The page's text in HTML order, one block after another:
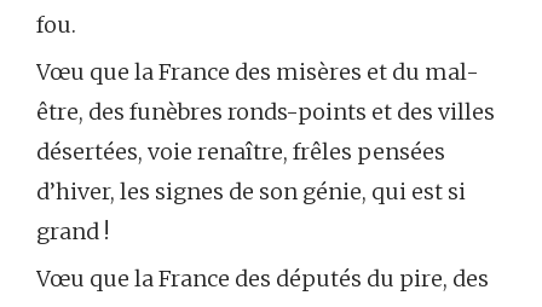
fou.
Vœu que la France des misères et du mal-
être, des funèbres ronds-points et des villes
désertées, voie renaître, frêles pensées
d’hiver, les signes de son génie, qui est si
grand !
Vœu que la France des députés du pire, des